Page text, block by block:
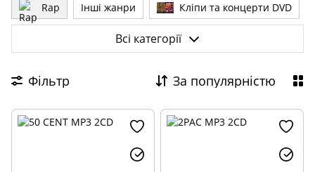
Rap Інші жанри Кліпи та концерти DVD
MINI VINYL Audio CD
Всі категорії
Фільтр За популярністю